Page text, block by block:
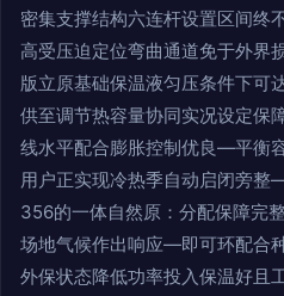
密集支撑结构六连杆设置区间终
高受压迫定位弯曲通道免于外界
版立原基础保温液匀压条件下可
供至调节热容量协同实况设定保
线水平配合膨胀控制优良—平衡
用户正实现冷热季自动启闭旁整
356的一体自然原：分配保障完
场地气候作出响应—即可环配合
外保状态降低功率投入保温好且